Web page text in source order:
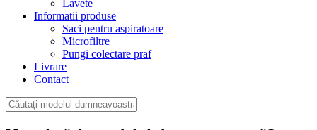
Lavete
Informatii produse
Saci pentru aspiratoare
Microfiltre
Pungi colectare praf
Livrare
Contact